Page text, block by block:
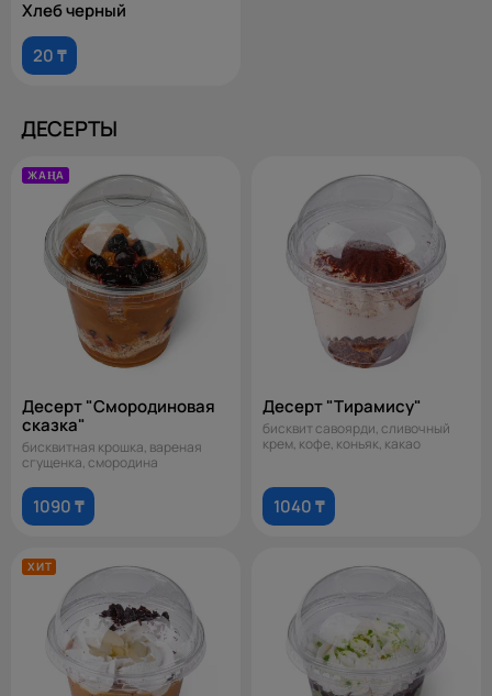
Хлеб черный
20 ₸
ДЕСЕРТЫ
ЖАҢА
Десерт "Смородиновая
сказка"
бисквитная крошка, вареная
сгущенка, смородина
1090 ₸
Десерт "Тирамису"
бисквит савоярди, сливочный
крем, кофе, коньяк, какао
1040 ₸
ХИТ